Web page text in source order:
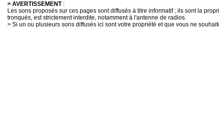
> AVERTISSEMENT:
Les sons proposés sur ces pages sont diffusés à titre informatif ; ils sont la
tronqués, est strictement interdite, notamment à l'antenne de radios.
> Si un ou plusieurs sons diffusés ici sont votre propriété et que vous ne